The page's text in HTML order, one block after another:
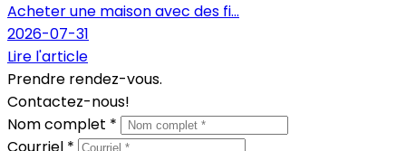
Acheter une maison avec des fi...
2026-07-31
Lire l'article
Prendre rendez-vous.
Contactez-nous!
Nom complet *